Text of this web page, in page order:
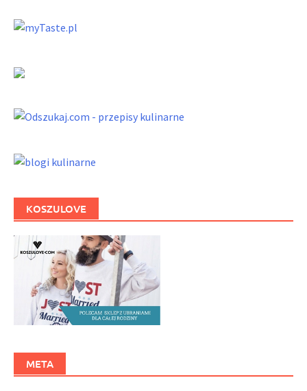
KOSZULOVE
META